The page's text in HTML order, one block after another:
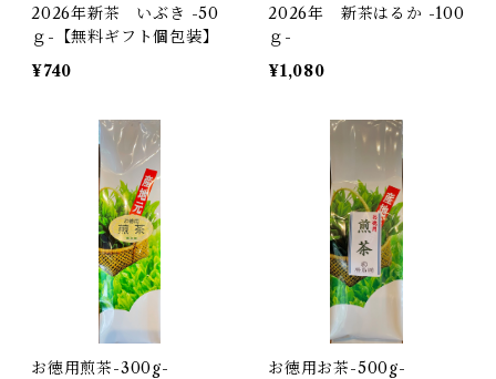
2026年新茶 いぶき -50
ｇ-【無料ギフト個包装】
¥740
2026年 新茶はるか -100
ｇ-
¥1,080
お徳用煎茶-300g-
お徳用お茶-500g-